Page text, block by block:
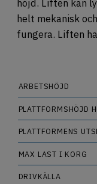
höjd. Liften kan
helt mekanisk
fungera. Liften
ARBETSHÖJD
PLATTFORMSHÖJD
PLATTFORMENS
MAX LAST I KORG
DRIVKÄLLA